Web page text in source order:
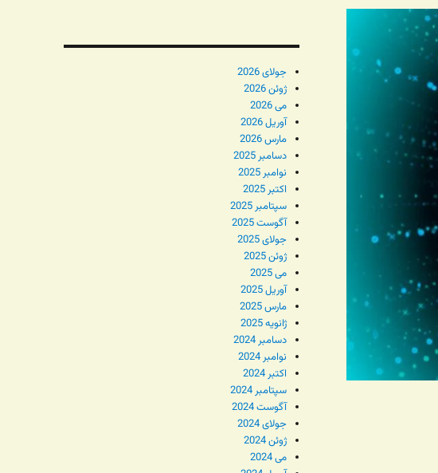
جولای 2026
ژوئن 2026
می 2026
آوریل 2026
مارس 2026
دسامبر 2025
نوامبر 2025
اکتبر 2025
سپتامبر 2025
آگوست 2025
جولای 2025
ژوئن 2025
می 2025
آوریل 2025
مارس 2025
ژانویه 2025
دسامبر 2024
نوامبر 2024
اکتبر 2024
سپتامبر 2024
آگوست 2024
جولای 2024
ژوئن 2024
می 2024